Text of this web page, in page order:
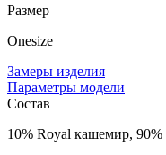
Размер
Onesize
Замеры изделия
Параметры модели
Состав
10% Royal кашемир,